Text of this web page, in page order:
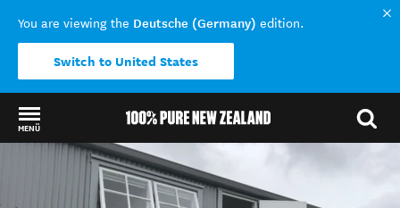
You are viewing the Deutsche (Germany) edition.
Switch to United States
MENÜ
Back to my results